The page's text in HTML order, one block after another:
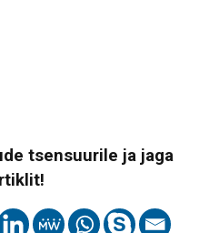
tsensuurile ja jaga